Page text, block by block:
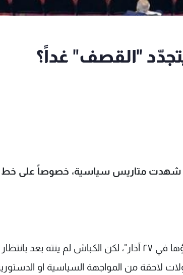
"القصف" غداً؟
شهدت متاريس سياسية، خصوصاً على خط
صحيح أنّ "التيار" نجح في الدفع باتجاه الغاء عبارة "المزمع اجراؤها في ٢٧ آذار"، لكن الكباش لم ينته بعد
لاحقة من المواجهة السياسية او